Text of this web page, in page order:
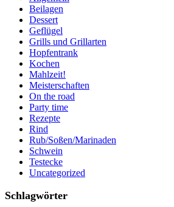
Beilagen
Dessert
Geflügel
Grills und Grillarten
Hopfentrank
Kochen
Mahlzeit!
Meisterschaften
On the road
Party time
Rezepte
Rind
Rub/Soßen/Marinaden
Schwein
Testecke
Uncategorized
Schlagwörter